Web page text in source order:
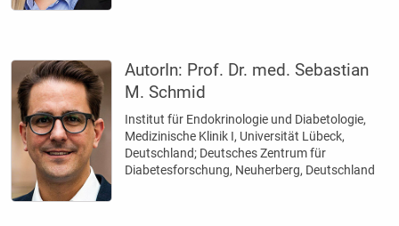
AutorIn: Prof. Dr. med. Sebastian
M. Schmid
Institut für Endokrinologie und Diabetologie,
Medizinische Klinik I, Universität Lübeck,
Deutschland; Deutsches Zentrum für
Diabetesforschung, Neuherberg, Deutschland